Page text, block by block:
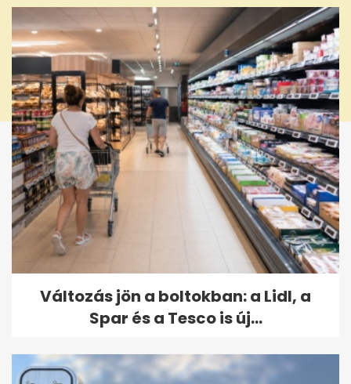
Változás jön a boltokban: a Lidl, a
Spar és a Tesco is új...